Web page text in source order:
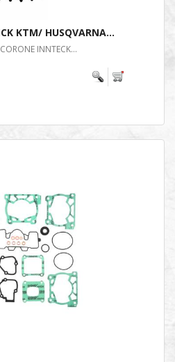
KTM/ HUSQVARNA...
INNTECK...